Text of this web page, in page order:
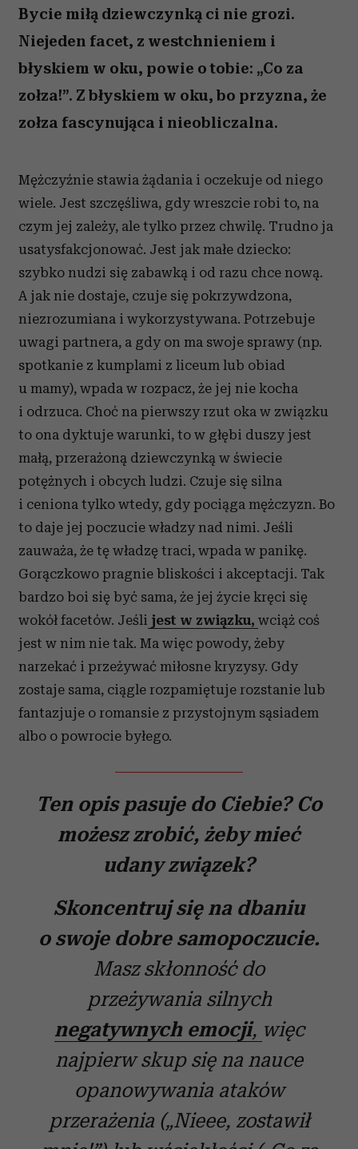
Bycie miłą dziewczynką ci nie grozi.
Niejeden facet, z westchnieniem i
błyskiem w oku, powie o tobie: „Co za
zołza!”. Z błyskiem w oku, bo przyzna, że
zołza fascynująca i nieobliczalna.
Mężczyźnie stawia żądania i oczekuje od niego
wiele. Jest szczęśliwa, gdy wreszcie robi to, na
czym jej zależy, ale tylko przez chwilę. Trudno ja
usatysfakcjonować. Jest jak małe dziecko:
szybko nudzi się zabawką i od razu chce nową.
A jak nie dostaje, czuje się pokrzywdzona,
niezrozumiana i wykorzystywana. Potrzebuje
uwagi partnera, a gdy on ma swoje sprawy (np.
spotkanie z kumplami z liceum lub obiad
u mamy), wpada w rozpacz, że jej nie kocha
i odrzuca. Choć na pierwszy rzut oka w związku
to ona dyktuje warunki, to w głębi duszy jest
małą, przerażoną dziewczynką w świecie
potężnych i obcych ludzi. Czuje się silna
i ceniona tylko wtedy, gdy pociąga mężczyzn. Bo
to daje jej poczucie władzy nad nimi. Jeśli
zauważa, że tę władzę traci, wpada w panikę.
Gorączkowo pragnie bliskości i akceptacji. Tak
bardzo boi się być sama, że jej życie kręci się
wokół facetów. Jeśli jest w związku, wciąż coś
jest w nim nie tak. Ma więc powody, żeby
narzekać i przeżywać miłosne kryzysy. Gdy
zostaje sama, ciągle rozpamiętuje rozstanie lub
fantazjuje o romansie z przystojnym sąsiadem
albo o powrocie byłego.
Ten opis pasuje do Ciebie? Co
możesz zrobić, żeby mieć
udany związek?
Skoncentruj się na dbaniu
o swoje dobre samopoczucie.
Masz skłonność do
przeżywania silnych
negatywnych emocji, więc
najpierw skup się na nauce
opanowywania ataków
przerażenia („Nieee, zostawił